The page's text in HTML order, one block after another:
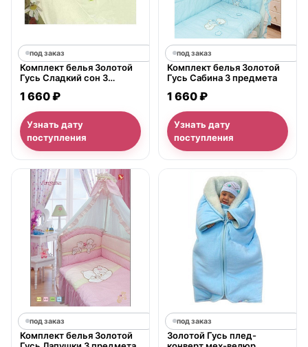
под заказ
Комплект белья Золотой
Гусь Сладкий сон 3
1 660 ₽
Узнать дату
поступления
под заказ
Комплект белья Золотой
Гусь Сабина 3 предмета
1 660 ₽
Узнать дату
поступления
под заказ
Комплект белья Золотой
под заказ
Золотой Гусь плед-